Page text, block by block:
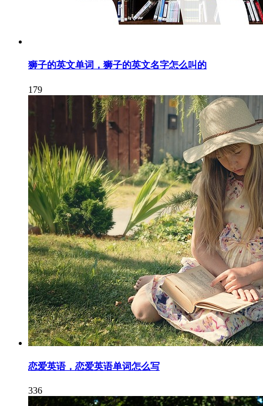
狮子的英文单词，狮子的英文名字怎么叫的
179
恋爱英语，恋爱英语单词怎么写
336